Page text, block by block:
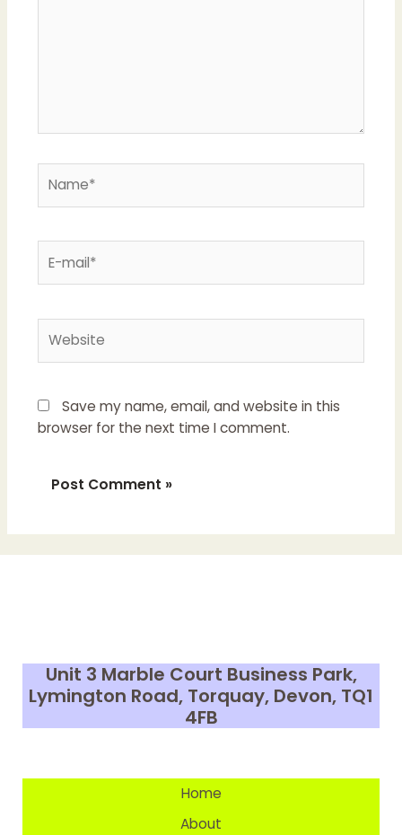
mail*
Save my name, email, and website in this
browser for the next time I comment.
Unit 3 Marble Court Business Park,
Lymington Road, Torquay, Devon, TQ1
4FB
Home
About